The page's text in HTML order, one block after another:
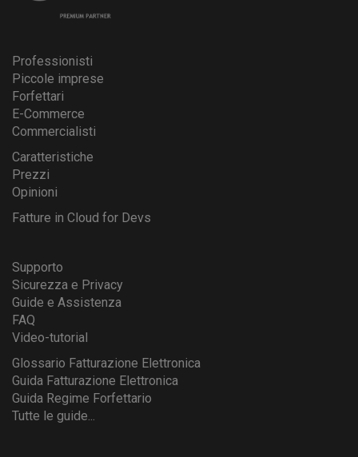
Professionisti
Piccole imprese
Forfettari
E-Commerce
Commercialisti
Caratteristiche
Prezzi
Opinioni
Fatture in Cloud for Devs
Supporto
Sicurezza e Privacy
Guide e Assistenza
FAQ
Video-tutorial
Glossario Fatturazione Elettronica
Guida Fatturazione Elettronica
Guida Regime Forfettario
Tutte le guide...